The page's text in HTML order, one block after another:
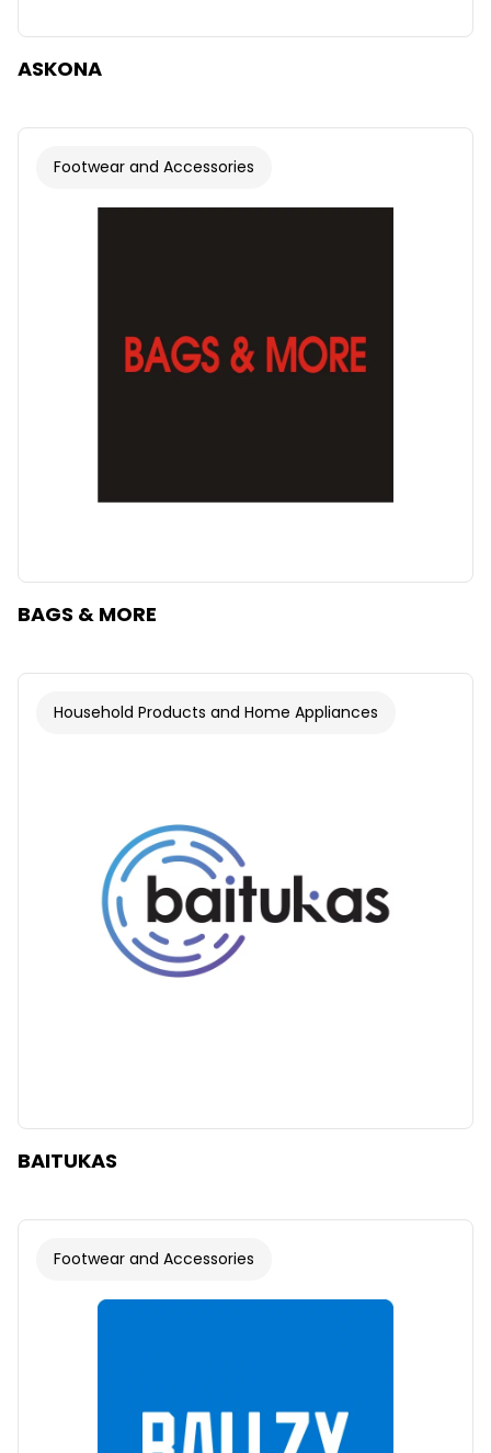
ASKONA
Footwear and Accessories
BAGS & MORE
Household Products and Home Appliances
BAITUKAS
Footwear and Accessories